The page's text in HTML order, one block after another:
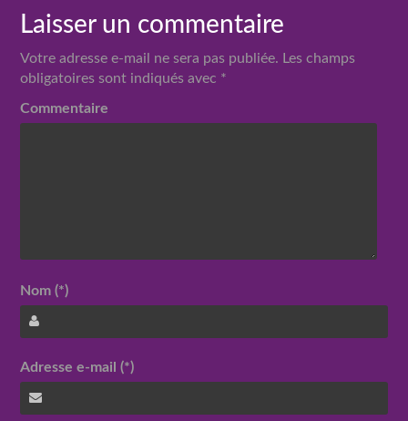
Laisser un commentaire
Votre adresse e-mail ne sera pas publiée. Les champs
obligatoires sont indiqués avec *
Commentaire
Nom (*)
Adresse e-mail (*)